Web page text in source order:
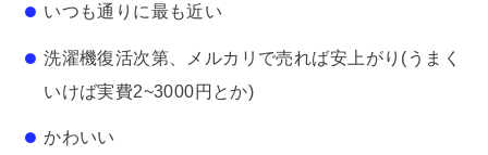
いつも通りに最も近い
洗濯機復活次第、メルカリで売れば安上がり(うまく
いけば実費2~3000円とか)
かわいい